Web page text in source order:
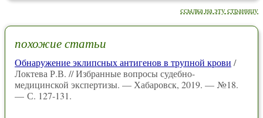
ссылка на эту страницу
похожие статьи
Обнаружение эклипсных антигенов в трупной крови /
Локтева Р.В. // Избранные вопросы судебно-
медицинской экспертизы. — Хабаровск, 2019. — №18.
— С. 127-131.